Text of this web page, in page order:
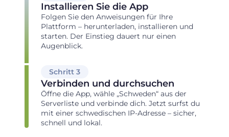
Installieren Sie die App
Folgen Sie den Anweisungen für Ihre
Plattform – herunterladen, installieren und
starten. Der Einstieg dauert nur einen
Augenblick.
Schritt 3
Verbinden und durchsuchen
Öffne die App, wähle „Schweden“ aus der
Serverliste und verbinde dich. Jetzt surfst du
mit einer schwedischen IP-Adresse – sicher,
schnell und lokal.